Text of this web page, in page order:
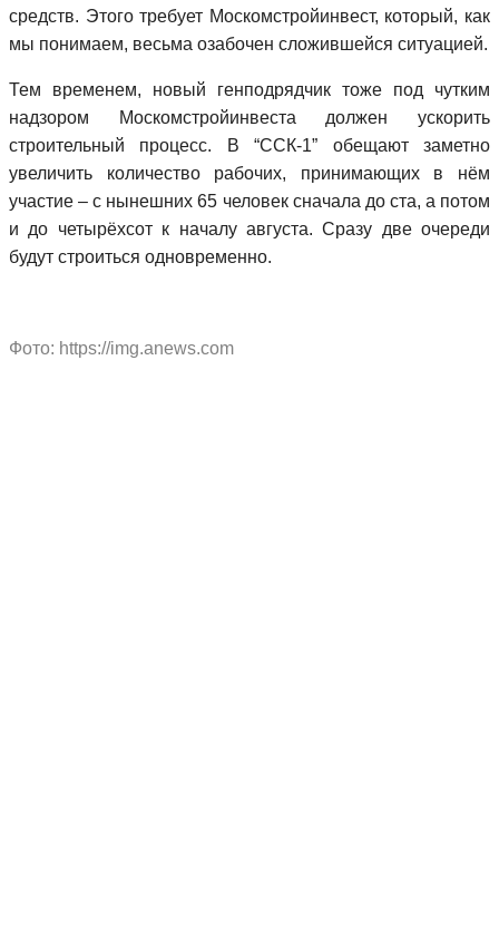
средств. Этого требует Москомстройинвест, который, как
мы понимаем, весьма озабочен сложившейся ситуацией.
Тем временем, новый генподрядчик тоже под чутким
надзором Москомстройинвеста должен ускорить
строительный процесс. В “ССК-1” обещают заметно
увеличить количество рабочих, принимающих в нём
участие – с нынешних 65 человек сначала до ста, а потом
и до четырёхсот к началу августа. Сразу две очереди
будут строиться одновременно.
Фото: https://img.anews.com